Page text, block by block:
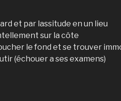
et par lassitude en un lieu
sur la côte
le fond et se trouver
(échouer a ses examens)